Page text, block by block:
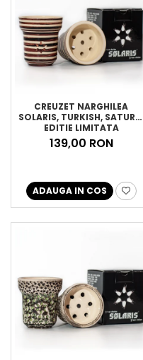
CREUZET NARGHILEA
SOLARIS, TURKISH, SATURN,
EDITIE LIMITATA
139,00 RON
ADAUGA IN COS